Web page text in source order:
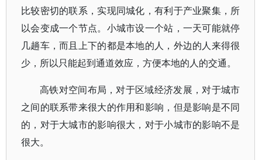
比较密切的联系，实现同城化，有利于产业聚集，所
以会变成一个节点。小城市设一个站，一天可能就停
几趟车，而且上下的都是本地的人，外边的人来得很
少，所以只能起到通道效应，方便本地的人的交通。
高铁对空间布局，对于区域经济发展，对于城市
之间的联系带来很大的作用和影响，但是影响是不同
的，对于大城市的影响很大，对于小城市的影响不是
很大。